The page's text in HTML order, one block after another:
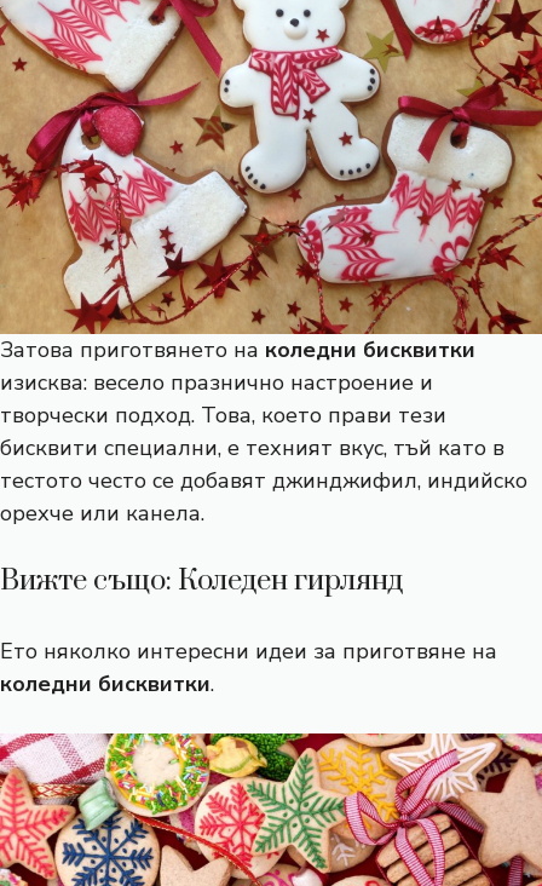
Затова приготвянето на коледни бисквитки
изисква: весело празнично настроение и
творчески подход. Това, което прави тези
бисквити специални, е техният вкус, тъй като в
тестото често се добавят джинджифил, индийско
орехче или канела.
Вижте също: Коледен гирлянд
Ето няколко интересни идеи за приготвяне на
коледни бисквитки.